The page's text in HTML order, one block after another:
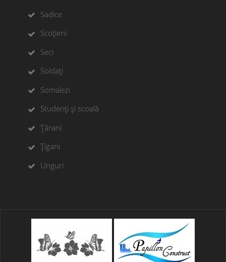
Sadice
Scoțieni
Seci
Soldați
Somalezi
Studenți și scoală
Țărani
Țigani
Unguri